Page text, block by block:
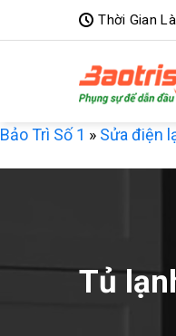
qua
Thời Gian
Bảo Trì Số 1 » Sửa điện
Tủ